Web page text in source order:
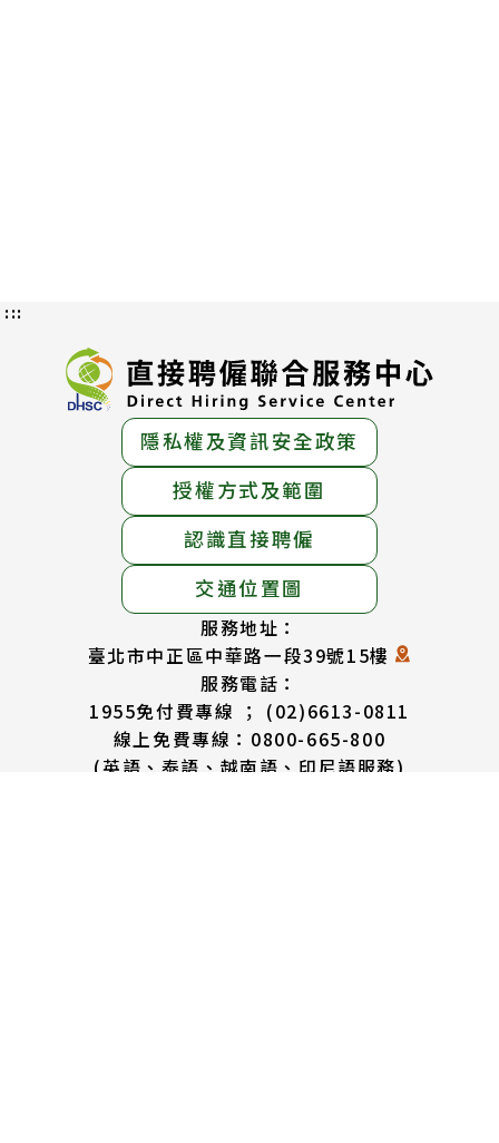
:::
隱私權及資訊安全政策
授權方式及範圍
認識直接聘僱
交通位置圖
服務地址：
臺北市中正區中華路一段39號15樓
服務電話：
1955免付費專線 ； (02)6613-0811
線上免費專線：0800-665-800
(英語、泰語、越南語、印尼語服務)